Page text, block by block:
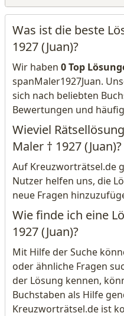
Was ist die beste
1927 (Juan)?
Wir haben 0 Top
spanMaler1927Juan.
sich nach beliebten
Bewertungen und
Wieviel
Maler † 1927 (Juan)?
Auf Kreuzworträtsel.de
Nutzer helfen uns, die
neue Fragen
Wie finde ich eine
1927 (Juan)?
Mit Hilfe der Suche
oder ähnliche Fragen
der Lösung kennen,
Buchstaben als Hilfe
Kreuzworträtsel.de ist